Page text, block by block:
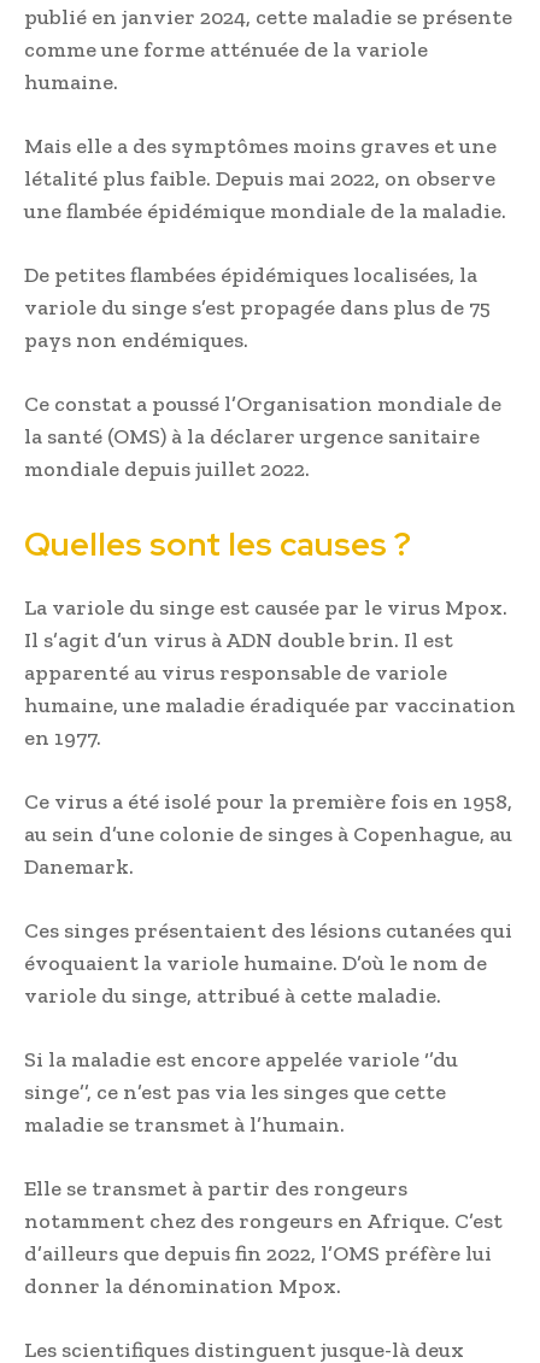
publié en janvier 2024, cette maladie se présente
comme une forme atténuée de la variole
humaine.
Mais elle a des symptômes moins graves et une
létalité plus faible. Depuis mai 2022, on observe
une flambée épidémique mondiale de la maladie.
De petites flambées épidémiques localisées, la
variole du singe s’est propagée dans plus de 75
pays non endémiques.
Ce constat a poussé l’Organisation mondiale de
la santé (OMS) à la déclarer urgence sanitaire
mondiale depuis juillet 2022.
Quelles sont les causes ?
La variole du singe est causée par le virus Mpox.
Il s’agit d’un virus à ADN double brin. Il est
apparenté au virus responsable de variole
humaine, une maladie éradiquée par vaccination
en 1977.
Ce virus a été isolé pour la première fois en 1958,
au sein d’une colonie de singes à Copenhague, au
Danemark.
Ces singes présentaient des lésions cutanées qui
évoquaient la variole humaine. D’où le nom de
variole du singe, attribué à cette maladie.
Si la maladie est encore appelée variole ‘’du
singe’’, ce n’est pas via les singes que cette
maladie se transmet à l’humain.
Elle se transmet à partir des rongeurs
notamment chez des rongeurs en Afrique. C’est
d’ailleurs que depuis fin 2022, l’OMS préfère lui
donner la dénomination Mpox.
Les scientifiques distinguent jusque-là deux